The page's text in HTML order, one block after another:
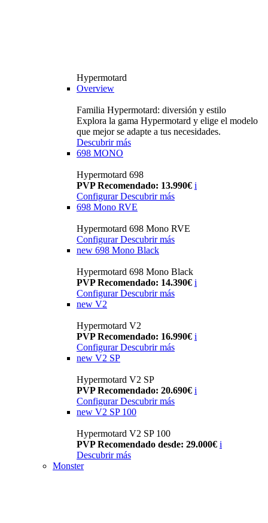
Hypermotard
Overview
Familia Hypermotard: diversión y estilo
Explora la gama Hypermotard y elige el modelo
que mejor se adapte a tus necesidades.
Descubrir más
698 MONO
Hypermotard 698
PVP Recomendado: 13.990€ i
ConfigurarDescubrir más
698 Mono RVE
Hypermotard 698 Mono RVE
Configurar Descubrir más
new 698 Mono Black
Hypermotard 698 Mono Black
PVP Recomendado: 14.390€ i
Configurar Descubrir más
new V2
Hypermotard V2
PVP Recomendado: 16.990€ i
Configurar Descubrir más
new V2 SP
Hypermotard V2 SP
PVP Recomendado: 20.690€ i
Configurar Descubrir más
new V2 SP 100
Hypermotard V2 SP 100
PVP Recomendado desde: 29.000€ i
Descubrir más
Monster